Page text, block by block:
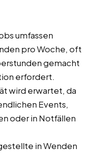
umfassen
pro Woche, oft
gemacht
erfordert.
wird erwartet, da
Events,
oder in Notfällen
in Wenden